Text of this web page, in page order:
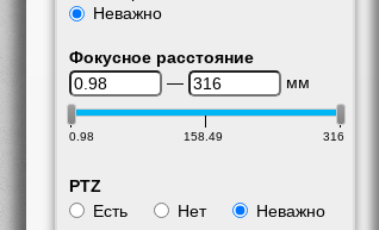
Неважно
Фокусное расстояние
—
мм
0.98 158.49 316
PTZ
Есть
Нет Неважно